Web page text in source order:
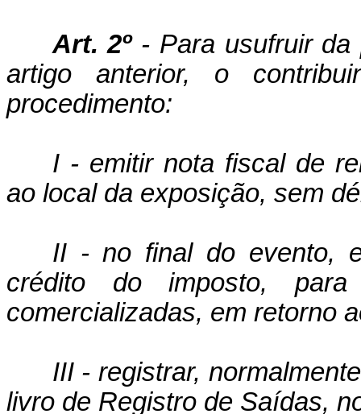
Art. 2º - Para usufruir da
artigo anterior, o
procedimento:
I - emitir nota fiscal de
ao local da exposição, sem
II - no final do evento,
crédito do imposto,
comercializadas, em retorno
III - registrar,
livro de Registro de Saídas,